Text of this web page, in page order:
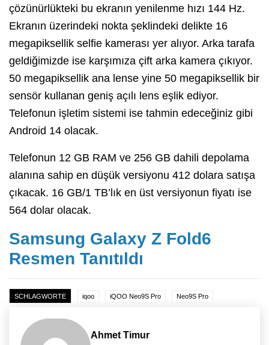
çözünürlükteki bu ekranın yenilenme hızı 144 Hz.
Ekranın üzerindeki nokta şeklindeki delikte 16
megapiksellik selfie kamerası yer alıyor. Arka tarafa
geldiğimizde ise karşımıza çift arka kamera çıkıyor.
50 megapiksellik ana lense yine 50 megapiksellik bir
sensör kullanan geniş açılı lens eşlik ediyor.
Telefonun işletim sistemi ise tahmin edeceğiniz gibi
Android 14 olacak.
Telefonun 12 GB RAM ve 256 GB dahili depolama
alanına sahip en düşük versiyonu 412 dolara satışa
çıkacak. 16 GB/1 TB’lık en üst versiyonun fiyatı ise
564 dolar olacak.
Samsung Galaxy Z Fold6
Resmen Tanıtıldı
SCHLAGWORTE iqoo iQOO Neo9S Pro Neo9S Pro
Ahmet Timur